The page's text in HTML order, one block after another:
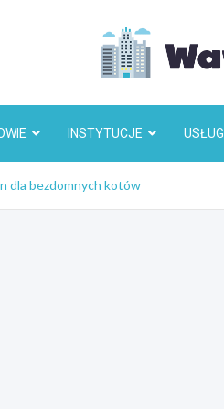
INSTYTUCJE USŁUGI
dla bezdomnych kotów